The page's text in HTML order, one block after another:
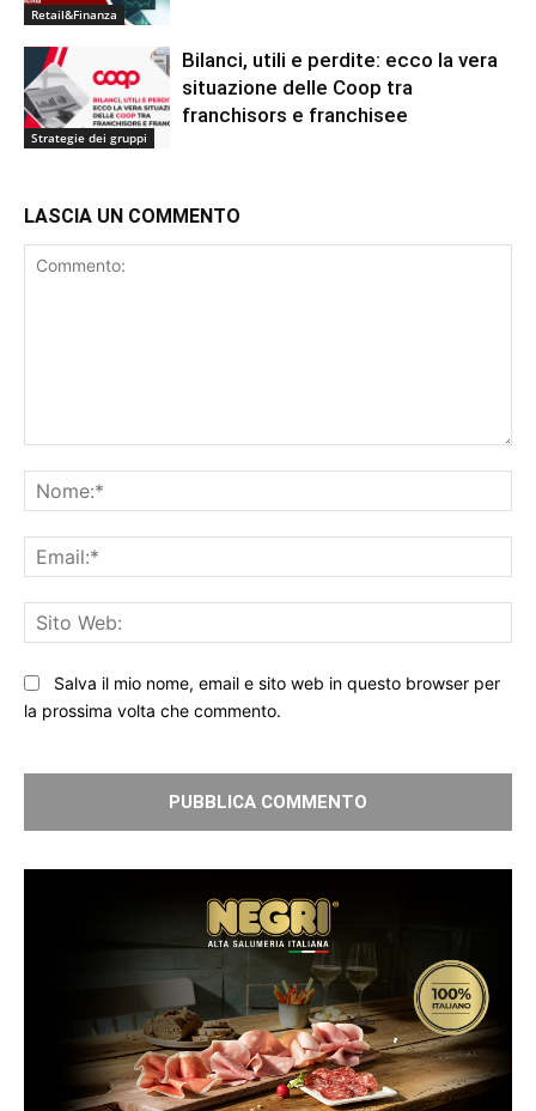
Retail&Finanza
Strategie dei gruppi
Bilanci, utili e perdite: ecco la vera
situazione delle Coop tra
franchisors e franchisee
LASCIA UN COMMENTO
Salva il mio nome, email e sito web in questo browser per
la prossima volta che commento.